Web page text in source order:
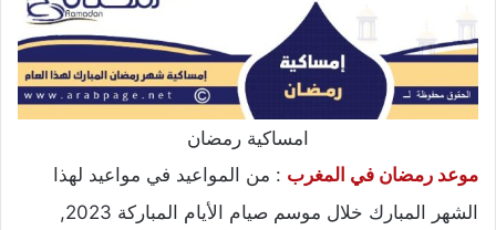
امساكية رمضان
موعد رمضان في المغرب : من المواعيد في مواعيد لهذا
الشهر المبارك خلال موسم صيام الأيام المباركة 2023,